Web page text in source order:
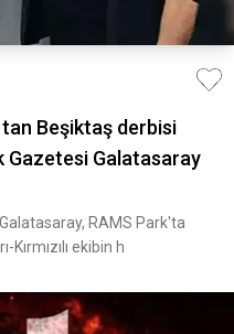
Beşiktaş derbisi
Gazetesi Galatasaray
RAMS Park'ta
Kırmızılı ekibin h